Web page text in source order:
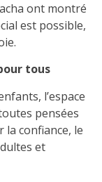
ont montré
est possible,
tous
l’espace
pensées
la confiance, le
et